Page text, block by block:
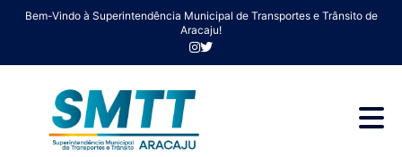
Bem-Vindo à Superintendência Municipal de Transportes e Trânsito de
Aracaju!